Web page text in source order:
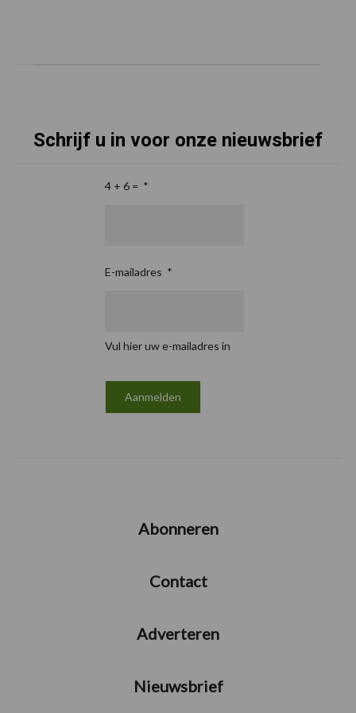
Schrijf u in voor onze nieuwsbrief
4 + 6 = *
E-mailadres *
Vul hier uw e-mailadres in
Abonneren
Contact
Adverteren
Nieuwsbrief